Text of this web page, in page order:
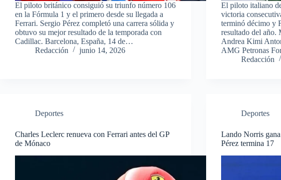
El piloto británico consiguió su triunfo número 106
en la Fórmula 1 y el primero desde su llegada a
Ferrari. Sergio Pérez completó una carrera sólida y
obtuvo su mejor resultado de la temporada con
Cadillac. Barcelona, España, 14 de…
Redacción
junio 14, 2026
El piloto italiano
victoria
terminó décimo y
resultado del
Andrea Kimi
AMG Petronas
Redacción
Deportes
Charles Leclerc renueva con Ferrari antes del GP
de Mónaco
Deportes
Lando Norris
Pérez termina 17